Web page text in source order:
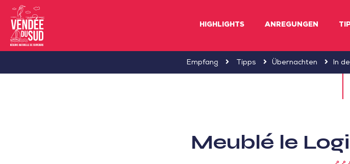
Sud
HIGHLIGHTS ANREGUNGEN
Empfang Tipps Übernachten In
Meublé le